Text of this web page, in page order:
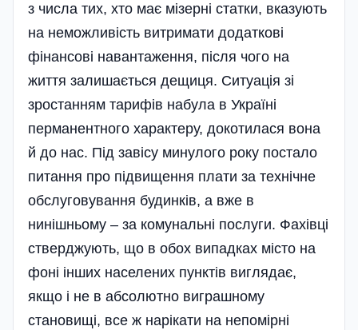
з числа тих, хто має мізерні статки, вказують
на неможливість витримати додаткові
фінансові навантаження, після чого на
життя залишається дещиця. Ситуація зі
зростанням тарифів набула в Україні
перманентного характеру, докотилася вона
й до нас. Під завісу минулого року постало
питання про підвищення плати за технічне
обслуговування будинків, а вже в
нинішньому – за комунальні послуги. Фахівці
стверджують, що в обох випадках місто на
фоні інших населених пунктів виглядає,
якщо і не в абсолютно виграшному
становищі, все ж нарікати на непомірні